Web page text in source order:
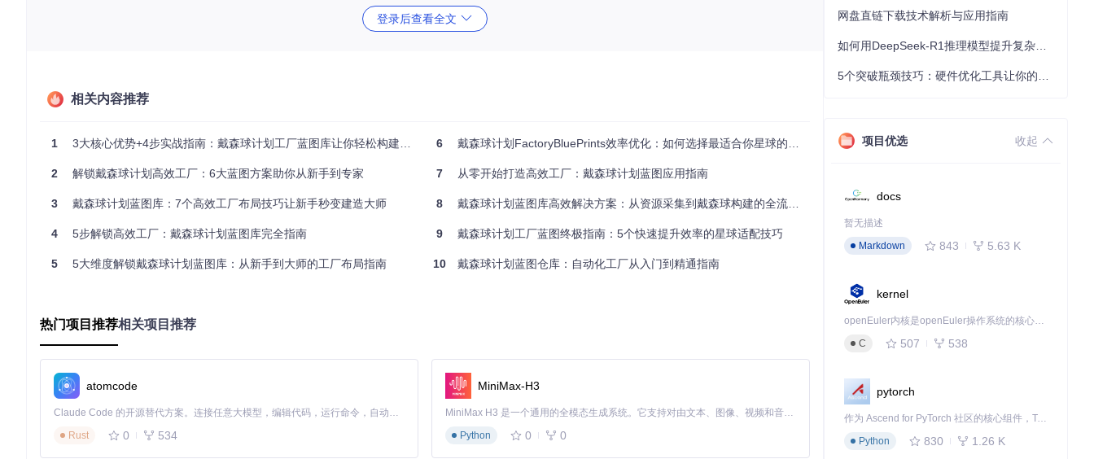
瓶颈定位：使用"鼓点分析法"识别限制整体产能的关键工序
注意事项：数据采集需在生产线稳定运行状态下进行，排除启动阶段和外部干扰的影响。建议选择资源供应充足时段进行测试。
二、设计优化解决方案
蓝图库部署流程
目标
：15分钟内完成蓝图库部署并验证基础功能
# 定位游戏蓝图目录（Windows系统）
cd /d "%USERPROFILE%\Documents\Dyson Sphere Program\Blueprint\"
# 复制蓝图文件
xcopy /E /I "
部署验证步骤：
启动游戏并进入蓝图界面
登录后查看全文
相关内容推荐
1 3大核心优势+4步实战指南：戴森球计划工厂蓝图库让你轻松构建星际工厂
2 解锁戴森球计划高效工厂：6大蓝图方案助你从新手到专家
3 戴森球计划蓝图库：7个高效工厂布局技巧让新手秒变建造大师
4 5步解锁高效工厂：戴森球计划蓝图库完全指南
5 5大维度解锁戴森球计划蓝图库：从新手到大师的工厂布局指南
6 戴森球计划FactoryBluePrints效率优化：如何选择最适合你星球的蓝图
7 从零开始打造高效工厂：戴森球计划蓝图应用指南
8 戴森球计划蓝图库高效解决方案：从资源采集到戴森球构建的全流程优化指南
9 戴森球计划工厂蓝图终极指南：5个快速提升效率的星球适配技巧
10 戴森球计划蓝图仓库：自动化工厂从入门到精通指南
热门项目推荐相关项目推荐
atomcode
Claude Code 的开源替代方案。连接任意大模型，编辑代码，运行命令，自动验证 — 全自动执行。用 Rust 构建，极致性能。 ｜ An open-source alternative to Claude Code. Connect any LLM, edit code, run commands, and verify changes — autonomously. Built in Rust for speed. Get Started
Rust
0 534
MiniMax-H3
MiniMax H3 是一个通用的全模态生成系统。它支持对由文本、图像、视频和音频组成的多模态上下文进行统一理解，并能生成分辨率高达 2K、时长可达 15 秒的带原生立体声音频的视频。得益于面向任务泛化的系统设计，H3 在预训练阶段就已具备广泛的多模态上下文理解与生成能力，能够出色地执行复杂的多模态指令。
Python
0 0
网盘直链下载技术解析与应用指南
项目优选 收起
docs
暂无描述
Markdown
843 5.63 K
kernel
openEuler内核是openEuler操作系统的核心，既是系统性能与稳定性的基石，也是连接处理器、设备与服务的桥梁。
C
507 538
pytorch
作为 Ascend for PyTorch 社区的核心组件，TorchNPU 是昇腾专为 PyTorch 打造的深度学习适配插件，使 PyTorch 框架能够直接调用昇腾 NPU，为开发者提供昇腾 AI 处理器的超强算力。
Python
830 1.26 K